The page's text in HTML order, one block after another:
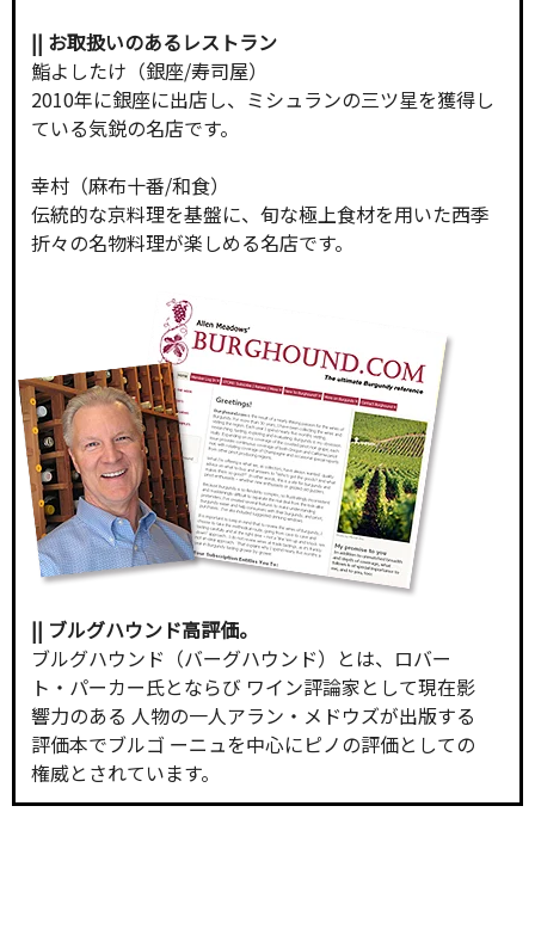
|| お取扱いのあるレストラン
鮨よしたけ（銀座/寿司屋）
2010年に銀座に出店し、ミシュランの三ツ星を獲得し
ている気鋭の名店です。
幸村（麻布十番/和食）
伝統的な京料理を基盤に、旬な極上食材を用いた西季
折々の名物料理が楽しめる名店です。
|| ブルグハウンド高評価。
ブルグハウンド（バーグハウンド）とは、ロバー
ト・パーカー氏とならび ワイン評論家として現在影
響力のある 人物の一人アラン・メドウズが出版する
評価本でブルゴ ーニュを中心にピノの評価としての
権威とされています。